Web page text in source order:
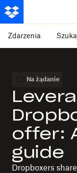
Zdarzenia
Na żądanie
offer:
guide
Dropboxers